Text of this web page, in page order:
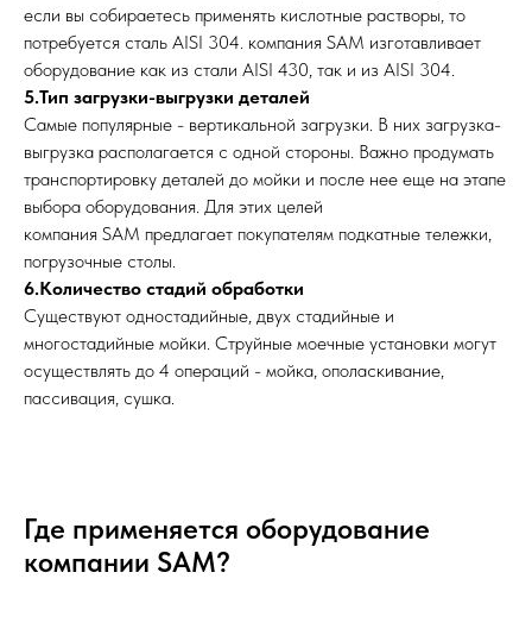
если вы собираетесь применять кислотные растворы, то
потребуется сталь AISI 304. компания SAM изготавливает
оборудование как из стали AISI 430, так и из AISI 304.
5.Тип загрузки-выгрузки деталей
Самые популярные - вертикальной загрузки. В них загрузка-
выгрузка располагается с одной стороны. Важно продумать
транспортировку деталей до мойки и после нее еще на этапе
выбора оборудования. Для этих целей
компания SAM предлагает покупателям подкатные тележки,
погрузочные столы.
6.Количество стадий обработки
Существуют одностадийные, двух стадийные и
многостадийные мойки. Струйные моечные установки могут
осуществлять до 4 операций - мойка, ополаскивание,
пассивация, сушка.
Где применяется оборудование
компании SAM?